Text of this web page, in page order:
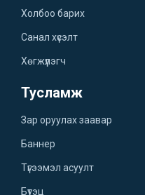
Холбоо барих
Санал хүсэлт
Хөгжүүлэгч
Тусламж
Зар оруулах заавар
Баннер
Түгээмэл асуулт
Бүтэц